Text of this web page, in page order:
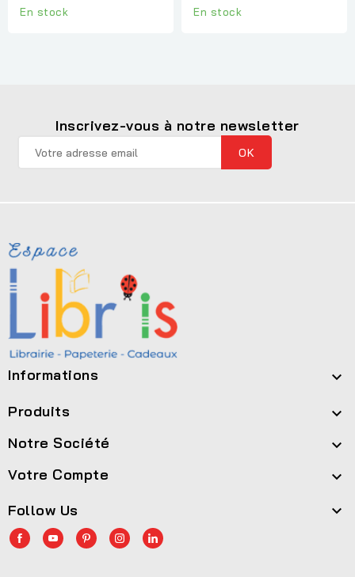
En stock En stock
Inscrivez-vous à notre newsletter
Informations 
Produits 
Notre Société 
Votre Compte 
Follow Us 